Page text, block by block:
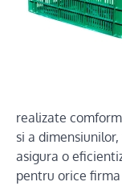
realizate
si a
asigura o
pentru orice